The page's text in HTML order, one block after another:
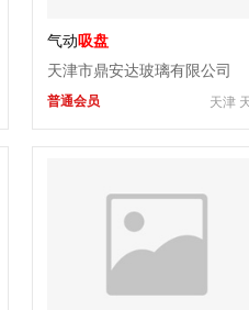
气动吸盘
天津市鼎安达玻璃有限公司
天津
普通会员